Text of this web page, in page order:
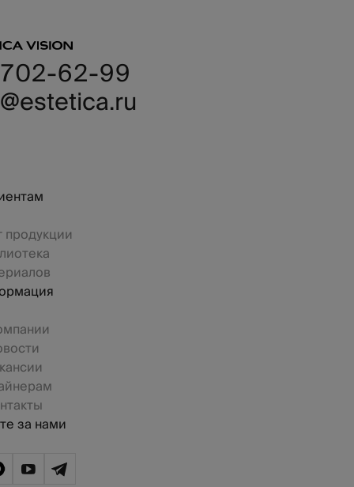
62-99
продукции
за нами